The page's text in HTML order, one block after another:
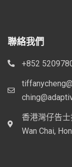
聯絡我們
+852
香港灣仔告
Wan Chai,